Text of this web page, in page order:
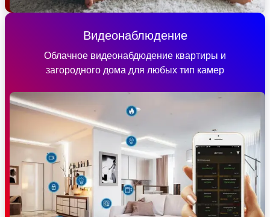
Видеонаблюдение
Облачное видеонабдюдение квартиры и
загородного дома для любых тип камер